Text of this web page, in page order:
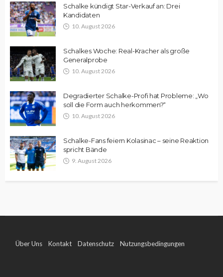
Schalke kündigt Star-Verkauf an: Drei
Kandidaten
10. August 2026
Schalkes Woche: Real-Kracher als große
Generalprobe
10. August 2026
Degradierter Schalke-Profi hat Probleme: „Wo
soll die Form auch herkommen?“
10. August 2026
Schalke-Fans feiern Kolasinac – seine Reaktion
spricht Bände
9. August 2026
Über Uns Kontakt Datenschutz Nutzungsbedingungen